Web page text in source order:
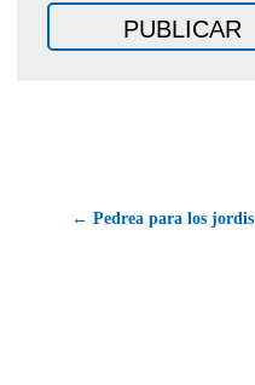
← Pedrea para los jordis